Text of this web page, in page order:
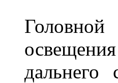
дальнего